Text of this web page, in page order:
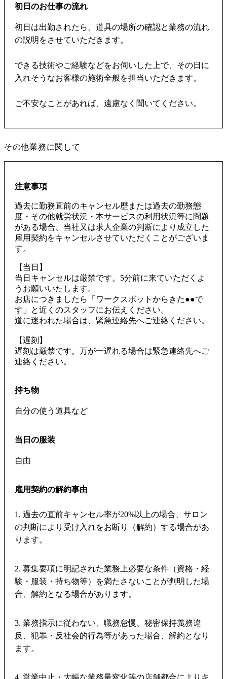
初日のお仕事の流れ
初日は出勤されたら、道具の場所の確認と業務の流れ
の説明をさせていただきます。
できる技術やご経験などをお伺いした上で、その日に
入れそうなお客様の施術全般を担当いただきます。
ご不安なことがあれば、遠慮なく聞いてください。
その他業務に関して
注意事項
過去に勤務直前のキャンセル歴または過去の勤務態
度・その他就労状況・本サービスの利用状況等に問題
がある場合、当社又は求人企業の判断により成立した
雇用契約をキャンセルさせていただくことがございま
す。
【当日】
当日キャンセルは厳禁です。5分前に来ていただくよ
うお願いいたします。
お店につきましたら「ワークスポットからきた●●で
す」と近くのスタッフにお伝えください。
道に迷われた場合は、緊急連絡先へご連絡ください。
【遅刻】
遅刻は厳禁です。万が一遅れる場合は緊急連絡先へご
連絡ください。
持ち物
自分の使う道具など
当日の服装
自由
雇用契約の解約事由
1. 過去の直前キャンセル率が20%以上の場合、サロン
の判断により受け入れをお断り（解約）する場合があ
ります。
2. 募集要項に明記された業務上必要な条件（資格・経
験・服装・持ち物等）を満たさないことが判明した場
合、解約となる場合があります。
3. 業務指示に従わない、職務怠慢、秘密保持義務違
反、犯罪・反社会的行為等があった場合、解約となり
ます。
4. 営業中止・大幅な業務量変化等の店舗都合によりキ